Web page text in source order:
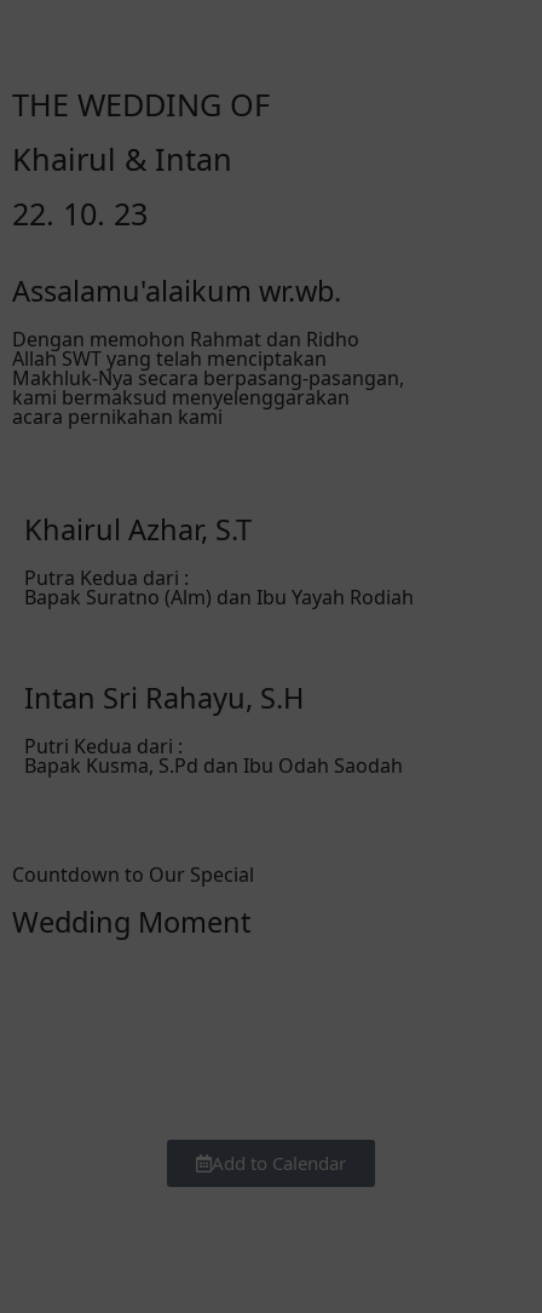
THE WEDDING OF
Khairul & Intan
22. 10. 23
Assalamu'alaikum wr.wb.
Dengan memohon Rahmat dan Ridho
Allah SWT yang telah menciptakan
Makhluk-Nya secara berpasang-pasangan,
kami bermaksud menyelenggarakan
acara pernikahan kami
Khairul Azhar, S.T
Putra Kedua dari :
Bapak Suratno (Alm) dan Ibu Yayah Rodiah
Intan Sri Rahayu, S.H
Putri Kedua dari :
Bapak Kusma, S.Pd dan Ibu Odah Saodah
Countdown to Our Special
Wedding Moment
Add to Calendar